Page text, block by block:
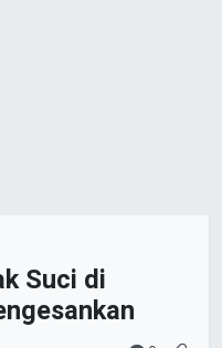
Suci di